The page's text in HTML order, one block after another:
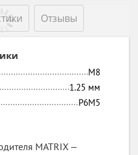
Отзывы
М8
1.25 мм
P6M5
MATRIX ‒